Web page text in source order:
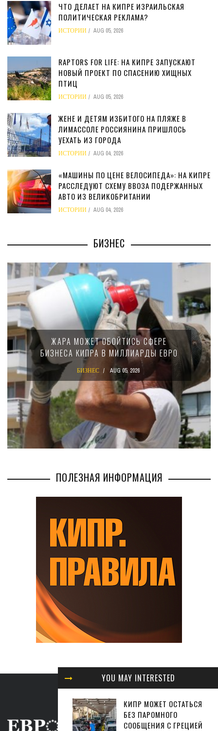
YOU MAY INTERESTED
КИПР МОЖЕТ ОСТАТЬСЯ
БЕЗ ПАРОМНОГО
СООБЩЕНИЯ С ГРЕЦИЕЙ
ЧТО ДЕЛАЕТ НА КИПРЕ ИЗРАИЛЬСКАЯ
ПОЛИТИЧЕСКАЯ РЕКЛАМА?
ИСТОРИИ AUG 05, 2026
RAPTORS FOR LIFE: НА КИПРЕ ЗАПУСКАЮТ
НОВЫЙ ПРОЕКТ ПО СПАСЕНИЮ ХИЩНЫХ
ПТИЦ
ИСТОРИИ AUG 05, 2026
ЖЕНЕ И ДЕТЯМ ИЗБИТОГО НА ПЛЯЖЕ В
ЛИМАССОЛЕ РОССИЯНИНА ПРИШЛОСЬ
УЕХАТЬ ИЗ ГОРОДА
ИСТОРИИ AUG 04, 2026
«МАШИНЫ ПО ЦЕНЕ ВЕЛОСИПЕДА»: НА КИПРЕ
РАССЛЕДУЮТ СХЕМУ ВВОЗА ПОДЕРЖАННЫХ
АВТО ИЗ ВЕЛИКОБРИТАНИИ
ИСТОРИИ AUG 04, 2026
БИЗНЕС
ЖАРА МОЖЕТ ОБОЙТИСЬ СФЕРЕ
БИЗНЕСА КИПРА В МИЛЛИАРДЫ ЕВРО
БИЗНЕС AUG 05, 2026
ПОЛЕЗНАЯ ИНФОРМАЦИЯ